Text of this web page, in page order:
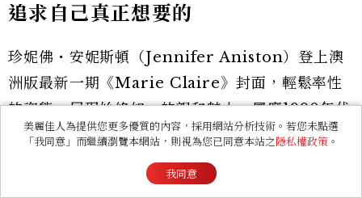
追求自己真正想要的
珍妮佛・安妮斯頓（Jennifer Aniston）登上澳
洲版最新一期《Marie Claire》封面，輕鬆率性
的姿態，展現始終如一的親和魅力。風靡1990年代
的瑞秋頭（The Rachel）、首次加入
Instagram 就造成平台一度當機⋯⋯他渾然天成
的巨星風采早被寫入好萊塢影史。除了演員身分，
美麗佳人為提供您更多優質的內容，採用網站分析技術。若您未點選
「我同意」而繼續瀏覽本網站，則視為您已同意本站之隱私權政策 。
我同意